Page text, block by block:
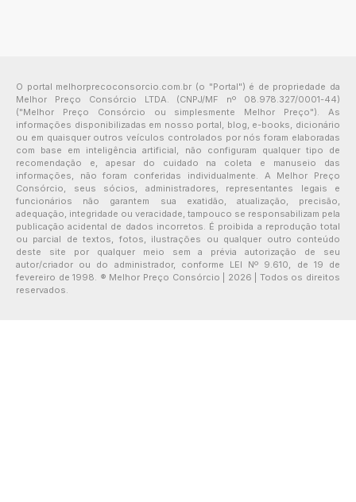
O portal melhorprecoconsorcio.com.br (o "Portal") é de propriedade da
Melhor Preço Consórcio LTDA. (CNPJ/MF nº 08.978.327/0001-44)
("Melhor Preço Consórcio ou simplesmente Melhor Preço"). As
informações disponibilizadas em nosso portal, blog, e-books, dicionário
ou em quaisquer outros veículos controlados por nós foram elaboradas
com base em inteligência artificial, não configuram qualquer tipo de
recomendação e, apesar do cuidado na coleta e manuseio das
informações, não foram conferidas individualmente. A Melhor Preço
Consórcio, seus sócios, administradores, representantes legais e
funcionários não garantem sua exatidão, atualização, precisão,
adequação, integridade ou veracidade, tampouco se responsabilizam pela
publicação acidental de dados incorretos. É proibida a reprodução total
ou parcial de textos, fotos, ilustrações ou qualquer outro conteúdo
deste site por qualquer meio sem a prévia autorização de seu
autor/criador ou do administrador, conforme LEI Nº 9.610, de 19 de
fevereiro de 1998. ® Melhor Preço Consórcio | 2026 | Todos os direitos
reservados.